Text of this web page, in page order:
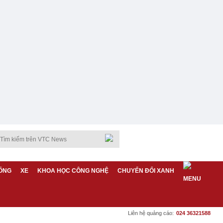
XE KHOA HỌC CÔNG NGHỆ CHUYỂN ĐỔI XANH
Liên hệ quảng cáo: 024 36321588